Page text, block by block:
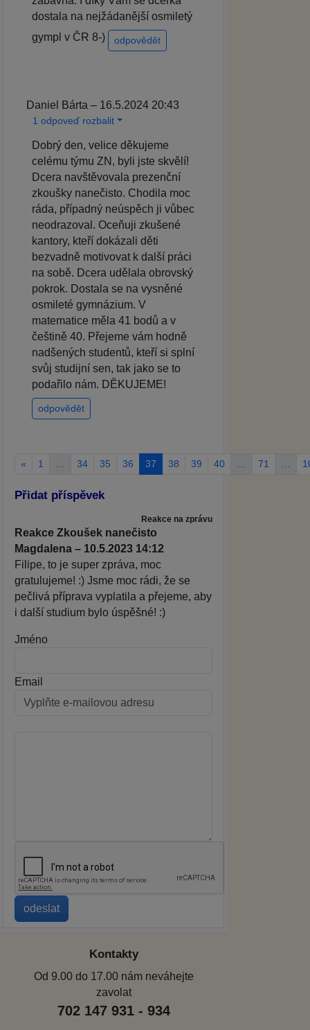
dostala na nejžádanější osmiletý
gympl v ČR 8-)
odpovědět
Daniel Bárta – 16.5.2024 20:43
1 odpoveď rozbalit
Dobrý den, velice děkujeme
celému týmu ZN, byli jste skvělí!
Dcera navštěvovala prezenční
zkoušky nanečisto. Chodila moc
ráda, případný neúspěch ji vůbec
neodrazoval. Oceňuji zkušené
kantory, kteří dokázali děti
bezvadně motivovat k další práci
na sobě. Dcera udělala obrovský
pokrok. Dostala se na vysněné
osmileté gymnázium. V
matematice měla 41 bodů a v
češtině 40. Přejeme vám hodně
nadšených studentů, kteří si splní
svůj studijní sen, tak jako se to
podařilo nám. DĚKUJEME!
odpovědět
« 1 34 35 36 37 38 39 40 71
Přidat příspěvek
Reakce na zprávu
Reakce Zkoušek nanečisto
Magdalena – 10.5.2023 14:12
Filipe, to je super zpráva, moc
gratulujeme! :) Jsme moc rádi, že se
pečlivá příprava vyplatila a přejeme, aby
i další studium bylo úspěšné! :)
Jméno
Email
Kontakty
Od 9.00 do 17.00 nám neváhejte
zavolat
702 147 931 - 934